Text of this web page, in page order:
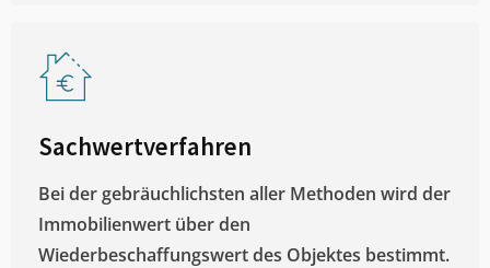
Sachwertverfahren
Bei der gebräuchlichsten aller Methoden wird der
Immobilienwert über den
Wiederbeschaffungswert des Objektes bestimmt.